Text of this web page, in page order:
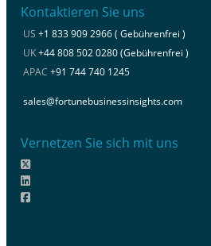
Kontaktieren Sie uns
US +1 833 909 2966 ( Gebührenfrei )
UK+44 808 502 0280 (Gebührenfrei )
APAC +91 744 740 1245
sales@fortunebusinessinsights.com
Vernetzen Sie sich mit uns